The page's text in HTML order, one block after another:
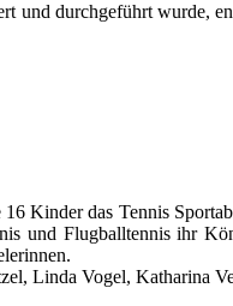
und durchgeführt wurde,
Kinder das Tennis
und Flugballtennis ihr
Linda Vogel, Katharina